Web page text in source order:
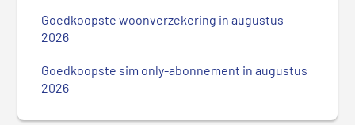
d
Goedkoopste woonverzekering in augustus
2026
Goedkoopste sim only-abonnement in augustus
2026